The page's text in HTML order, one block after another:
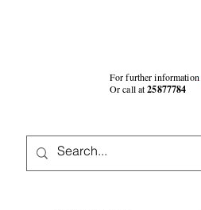
For further information
Or call at25877784